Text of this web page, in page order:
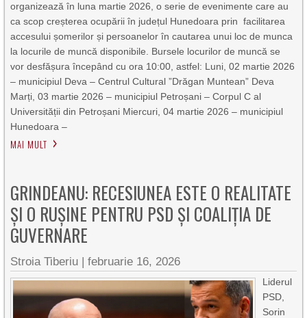
organizează în luna martie 2026, o serie de evenimente care au
ca scop creșterea ocupării în județul Hunedoara prin facilitarea
accesului șomerilor și persoanelor în cautarea unui loc de munca
la locurile de muncă disponibile. Bursele locurilor de muncă se
vor desfășura începând cu ora 10:00, astfel: Luni, 02 martie 2026
– municipiul Deva – Centrul Cultural ”Drăgan Muntean” Deva
Marți, 03 martie 2026 – municipiul Petroșani – Corpul C al
Universității din Petroșani Miercuri, 04 martie 2026 – municipiul
Hunedoara –
MAI MULT
GRINDEANU: RECESIUNEA ESTE O REALITATE
ȘI O RUȘINE PENTRU PSD ȘI COALIȚIA DE
GUVERNARE
Stroia Tiberiu |februarie 16, 2026
Liderul
PSD,
Sorin